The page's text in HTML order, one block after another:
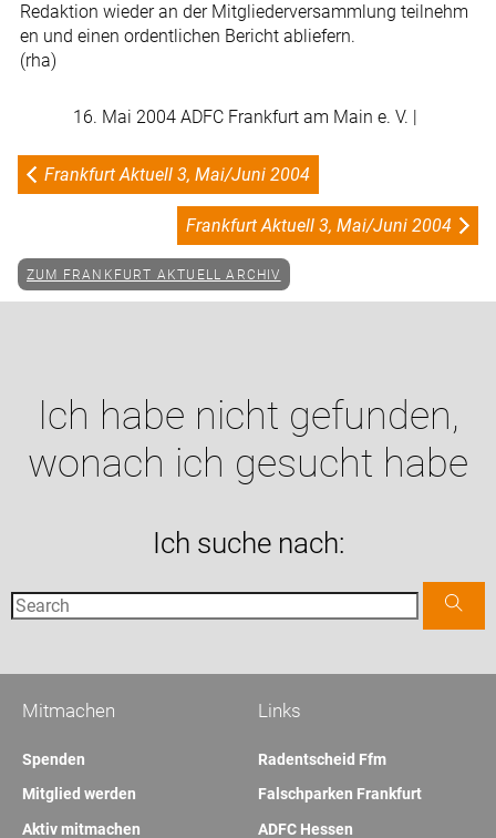
Redaktion wieder an der Mitgliederversammlung teilnehm
en und einen ordentlichen Bericht abliefern.
(rha)
16. Mai 2004 ADFC Frankfurt am Main e. V. |
Frankfurt Aktuell 3, Mai/Juni 2004
Frankfurt Aktuell 3, Mai/Juni 2004
ZUM FRANKFURT AKTUELL ARCHIV
Ich habe nicht gefunden,
wonach ich gesucht habe
Ich suche nach:
Links
Radentscheid Ffm
Falschparken Frankfurt
ADFC Hessen
Mitmachen
Spenden
Mitglied werden
Aktiv mitmachen